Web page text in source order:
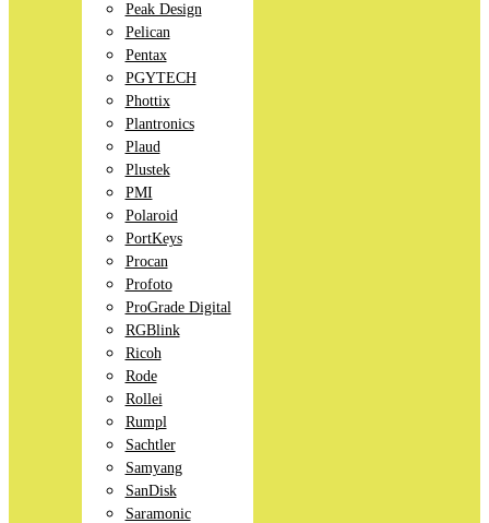
Peak Design
Pelican
Pentax
PGYTECH
Phottix
Plantronics
Plaud
Plustek
PMI
Polaroid
PortKeys
Procan
Profoto
ProGrade Digital
RGBlink
Ricoh
Rode
Rollei
Rumpl
Sachtler
Samyang
SanDisk
Saramonic